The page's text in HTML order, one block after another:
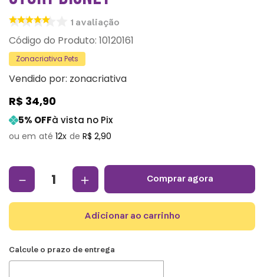
1 avaliação
: 10120161
Zonacriativa Pets
Vendido por: zonacriativa
R$ 34,90
5% OFFà vista no Pix
12 R$ 2,90
＋
－ comprar agora
adicionar ao carrinho